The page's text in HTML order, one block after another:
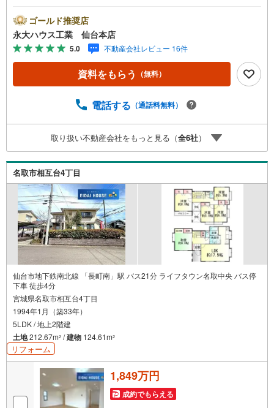
県内で店舗展開。 地域密着のネットワークと実績で、お客
様の理想の住まい探しをサポートします。■ 地域密着だか
らできる“本当に役立つ提案”戸建・マンション・土地まで幅
広く対応。 さらに、学校区・買い物環境・交通利便性・子
育て環境など、 実際の暮らしを見据えた情報をご提供しま
す。「住んでから後悔しないためのご提案」を大切にして
入】【売却】【住み替え】【リフォーム】までワンストッ
やすく丁寧にご説明いたします。初めての不動産購入の方
でも、安心して一歩を踏み出せます。各店舗にはキッズス
ペースを完備。 ご家族皆様でお気軽にご来店ください。
ゴールド推奨店
永大ハウス工業 仙台本店
5.0 不動産会社レビュー 16件
資料をもらう （無料）
電話する （通話料無料）
取り扱い不動産会社をもっと見る（全6社）
名取市相互台4丁目
仙台市地下鉄南北線 「長町南」駅 バス21分 ライフタウン名取中央 バス停
下車 徒歩4分
宮城県名取市相互台4丁目
1994年1月（築33年）
5LDK / 地上2階建
土地212.67m2 /建物 124.61m2
リフォーム
1,849万円
成約でもらえる